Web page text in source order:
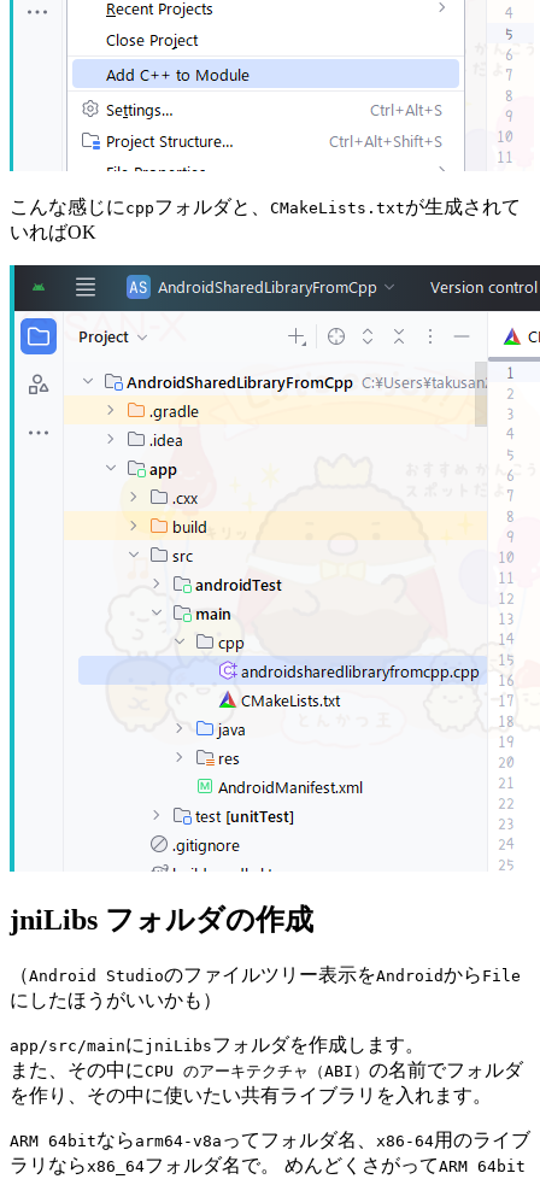
こんな感じに cppフォルダと、 CMakeLists.txtが生成されて
いればOK
jniLibs フォルダの作成
（Android Studioのファイルツリー表示をAndroidから File
にしたほうがいいかも）
app/src/mainに jniLibsフォルダを作成します。
また、その中にCPU のアーキテクチャ（ABI） の名前でフォルダ
を作り、その中に使いたい共有ライブラリを入れます。
ARM 64bitなら arm64-v8a ってフォルダ名、 x86-64用のライブ
ラリならx86_64フォルダ名で。 めんどくさがってARM 64bit